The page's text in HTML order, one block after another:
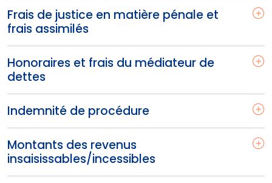
Frais de justice en matière pénale et
frais assimilés
Honoraires et frais du médiateur de
dettes
Indemnité de procédure
Montants des revenus
insaisissables/incessibles